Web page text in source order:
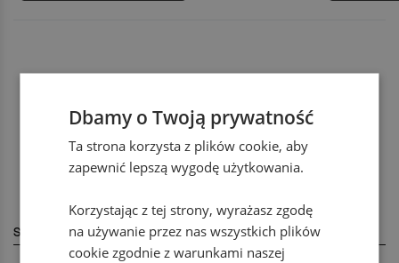
STREFA EKSPERTA
Dbamy o Twoją prywatność
Ta strona korzysta z plików cookie, aby
zapewnić lepszą wygodę użytkowania.
Korzystając z tej strony, wyrażasz zgodę
na używanie przez nas wszystkich plików
cookie zgodnie z warunkami naszej